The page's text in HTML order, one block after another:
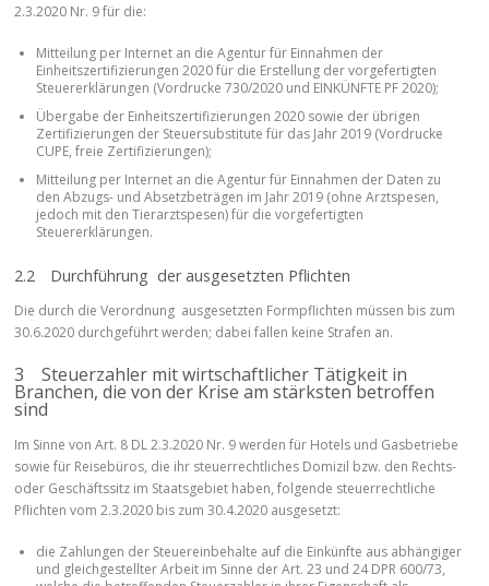
2.3.2020 Nr. 9 für die:
Mitteilung per Internet an die Agentur für Einnahmen der
Einheitszertifizierungen 2020 für die Erstellung der vorgefertigten
Steuererklärungen (Vordrucke 730/2020 und EINKÜNFTE PF 2020);
Übergabe der Einheitszertifizierungen 2020 sowie der übrigen
Zertifizierungen der Steuersubstitute für das Jahr 2019 (Vordrucke
CUPE, freie Zertifizierungen);
Mitteilung per Internet an die Agentur für Einnahmen der Daten zu
den Abzugs- und Absetzbeträgen im Jahr 2019 (ohne Arztspesen,
jedoch mit den Tierarztspesen) für die vorgefertigten
Steuererklärungen.
2.2 Durchführung der ausgesetzten Pflichten
Die durch die Verordnung ausgesetzten Formpflichten müssen bis zum
30.6.2020 durchgeführt werden; dabei fallen keine Strafen an.
3 Steuerzahler mit wirtschaftlicher Tätigkeit in
Branchen, die von der Krise am stärksten betroffen
sind
Im Sinne von Art. 8 DL 2.3.2020 Nr. 9 werden für Hotels und Gasbetriebe
sowie für Reisebüros, die ihr steuerrechtliches Domizil bzw. den Rechts-
oder Geschäftssitz im Staatsgebiet haben, folgende steuerrechtliche
Pflichten vom 2.3.2020 bis zum 30.4.2020 ausgesetzt:
die Zahlungen der Steuereinbehalte auf die Einkünfte aus abhängiger
und gleichgestellter Arbeit im Sinne der Art. 23 und 24 DPR 600/73,